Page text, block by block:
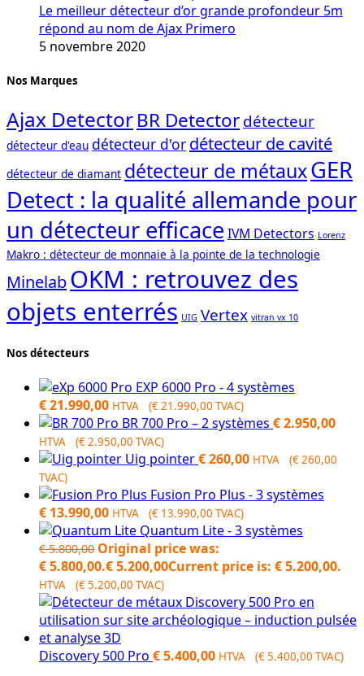
Le meilleur détecteur d’or grande profondeur 5m
répond au nom de Ajax Primero
5 novembre 2020
Nos Marques
Ajax DetectorBR Detectordétecteur
détecteur d'eau détecteur d'or détecteur de cavité
détecteur de diamant détecteur de métauxGER
Detect : la qualité allemande pour
un détecteur efficace IVM Detectors Lorenz
Makro : détecteur de monnaie à la pointe de la technologie
MinelabOKM : retrouvez des
objets enterrés UIG Vertex vitran vx 10
Nos détecteurs
EXP 6000 Pro - 4 systèmes
€21.990,00 HTVA (€21.990,00 TVAC)
BR 700 Pro – 2 systèmes €2.950,00
HTVA (€2.950,00 TVAC)
Uig pointer€260,00 HTVA (€260,00
TVAC)
Fusion Pro Plus - 3 systèmes
€ 13.990,00 HTVA (€ 13.990,00 TVAC)
Quantum Lite - 3 systèmes
€5.800,00 Original price was:
€ 5.800,00.€5.200,00Current price is: € 5.200,00.
HTVA (€5.200,00 TVAC)
Discovery 500 Pro €5.400,00 HTVA (€5.400,00 TVAC)